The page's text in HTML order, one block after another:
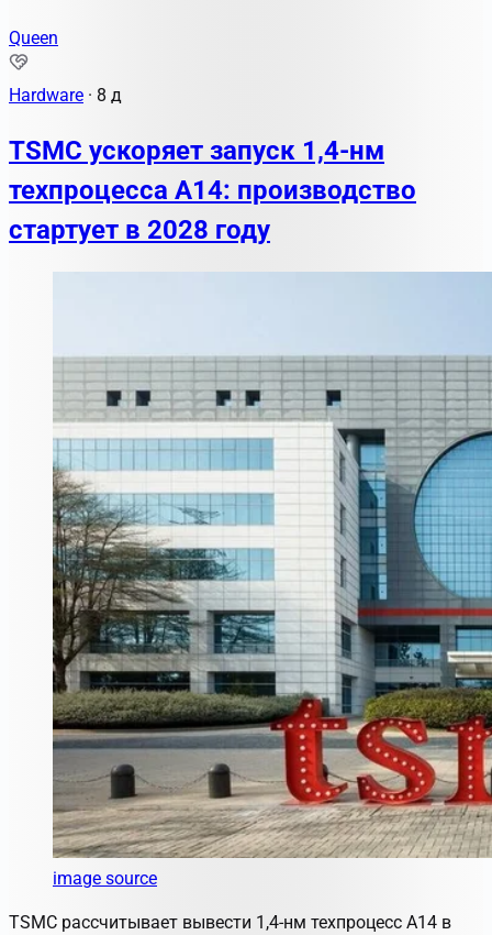
Queen
Hardware · 8 д
TSMC ускоряет запуск 1,4-нм
техпроцесса A14: производство
стартует в 2028 году
image source
TSMC рассчитывает вывести 1,4-нм техпроцесс A14 в